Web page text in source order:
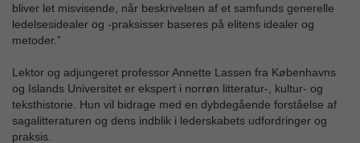
bliver let misvisende, når beskrivelsen af et samfunds generelle
ledelsesidealer og -praksisser baseres på elitens idealer og
metoder.”
Lektor og adjungeret professor Annette Lassen fra Københavns
og Islands Universitet er ekspert i norrøn litteratur-, kultur- og
teksthistorie. Hun vil bidrage med en dybdegående forståelse af
sagalitteraturen og dens indblik i lederskabets udfordringer og
praksis.